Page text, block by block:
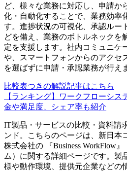
ど、様々な業務に対応し、申請か
化・自動化することで、業務効率
す。進捗状況の可視化、承認ルー
どを備え、業務のボトルネックを
定を支援します。社内コミュニケ
や、スマートフォンからのアクセ
を選ばずに申請・承認業務が行え
比較表つきの解説記事はこちら
【ランキング】ワークフローシス
金や満足度、シェア率も紹介
IT製品・サービスの比較・資料請
ンド。こちらのページは、 新日本
株式会社の 『Business WorkFlow 』
ム ）に関する詳細ページです。製
様や動作環境、提供元企業などの